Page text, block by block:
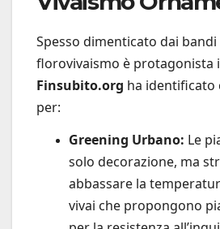
Spesso dimenticato dai
florovivaismo è protagonista
Finsubito.org ha identificato
per:
Greening Urbano: Le
solo decorazione, ma
abbassare la
vivai che propongono